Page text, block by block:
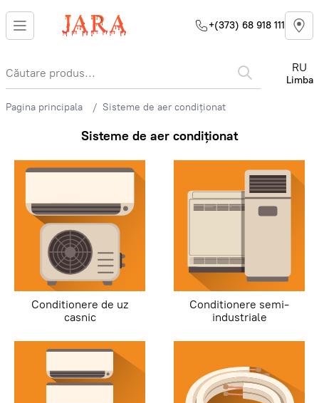
+(373) 68 918 111
RU
Limba
Pagina principala Sisteme de aer condiționat
Sisteme de aer condiționat
Conditionere de uz
casnic
Conditionere semi-
industriale